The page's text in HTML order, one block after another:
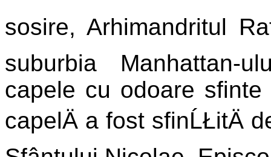
sosire, Arhimandritul
suburbia Manhattan-
capele cu odoare
capelÄ a fost sfinĹŁitÄ